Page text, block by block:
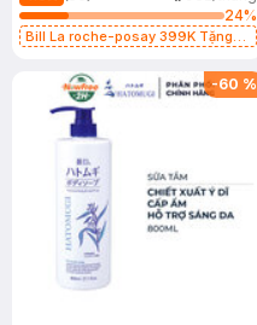
24%
Bill La roche-posay 399K Tặng
(SL có hạn)
-60 %